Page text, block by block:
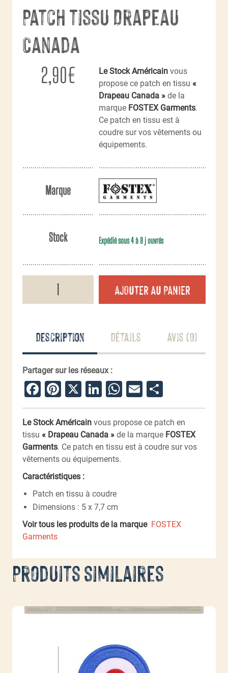
Patch tissu Drapeau
Canada
2,90€ Le Stock Américain vous
propose ce patch en tissu «
Drapeau Canada » de la
marque FOSTEX Garments.
Ce patch en tissu est à
coudre sur vos vêtements ou
équipements.
Marque
Stock Expédié sous 4 à 8 j ouvrés
AJOUTER AU PANIER
Description Détails Avis (0)
Partager sur les réseaux :
Facebook
Pinterest
X LinkedIn
WhatsApp
Email
Le Stock Américain vous propose ce patch en
tissu « Drapeau Canada » de la marque FOSTEX
Garments. Ce patch en tissu est à coudre sur vos
vêtements ou équipements.
Caractéristiques :
Patch en tissu à coudre
Dimensions : 5 x 7,7 cm
Voir tous les produits de la marque FOSTEX
Garments
Produits similaires